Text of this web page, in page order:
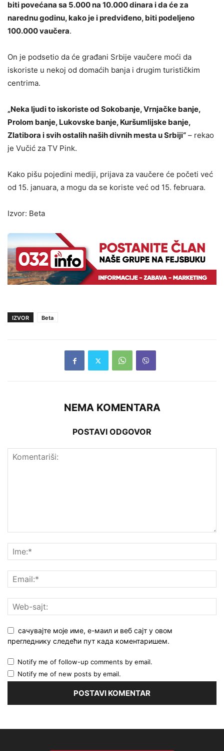
biti povećana sa 5.000 na 10.000 dinara i da će za
narednu godinu, kako je i predviđeno, biti podeljeno
100.000 vaučera.
On je podsetio da će građani Srbije vaučere moći da
iskoriste u nekoj od domaćih banja i drugim turističkim
centrima.
„Neka ljudi to iskoriste od Sokobanje, Vrnjačke banje,
Prolom banje, Lukovske banje, Kuršumlijske banje,
Zlatibora i svih ostalih naših divnih mesta u Srbiji“ – rekao
je Vučić za TV Pink.
Kako pišu pojedini mediji, prijava za vaučere će početi već
od 15. januara, a mogu da se koriste već od 15. februara.
Izvor: Beta
IZVOR Beta
NEMA KOMENTARA
POSTAVI ODGOVOR
сачувајте моје име, е-маил и веб сајт у овом
прегледнику следећи пут када коментаришем.
Notify me of follow-up comments by email.
Notify me of new posts by email.